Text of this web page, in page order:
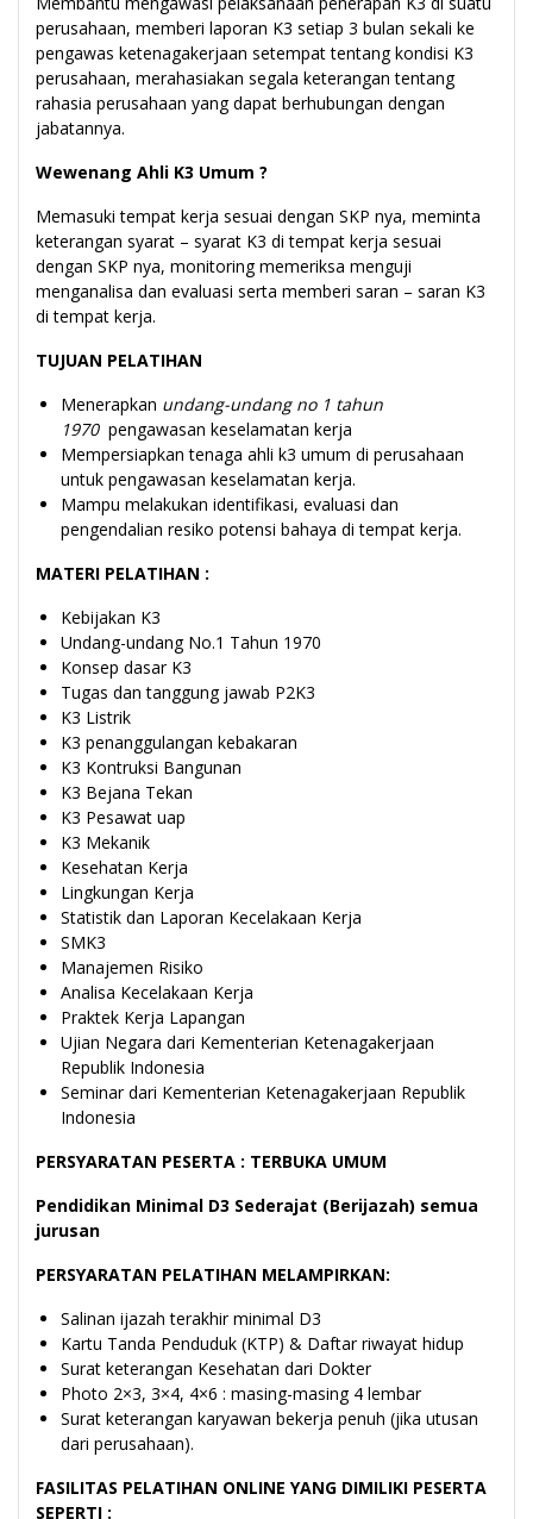
perusahaan, memberi laporan K3 setiap 3 bulan sekali ke
pengawas ketenagakerjaan setempat tentang kondisi K3
perusahaan, merahasiakan segala keterangan tentang
rahasia perusahaan yang dapat berhubungan dengan
jabatannya.
Wewenang Ahli K3 Umum ?
Memasuki tempat kerja sesuai dengan SKP nya, meminta
keterangan syarat – syarat K3 di tempat kerja sesuai
dengan SKP nya, monitoring memeriksa menguji
menganalisa dan evaluasi serta memberi saran – saran K3
di tempat kerja.
TUJUAN PELATIHAN
Menerapkan undang-undang no 1 tahun
1970 pengawasan keselamatan kerja
Mempersiapkan tenaga ahli k3 umum di perusahaan
untuk pengawasan keselamatan kerja.
Mampu melakukan identifikasi, evaluasi dan
pengendalian resiko potensi bahaya di tempat kerja.
MATERI PELATIHAN :
Kebijakan K3
Undang-undang No.1 Tahun 1970
Konsep dasar K3
Tugas dan tanggung jawab P2K3
K3 Listrik
K3 penanggulangan kebakaran
K3 Kontruksi Bangunan
K3 Bejana Tekan
K3 Pesawat uap
K3 Mekanik
Kesehatan Kerja
Lingkungan Kerja
Statistik dan Laporan Kecelakaan Kerja
SMK3
Manajemen Risiko
Analisa Kecelakaan Kerja
Praktek Kerja Lapangan
Ujian Negara dari Kementerian Ketenagakerjaan
Republik Indonesia
Seminar dari Kementerian Ketenagakerjaan Republik
Indonesia
PERSYARATAN PESERTA : TERBUKA UMUM
Pendidikan Minimal D3 Sederajat (Berijazah) semua
jurusan
PERSYARATAN PELATIHAN MELAMPIRKAN:
Salinan ijazah terakhir minimal D3
Kartu Tanda Penduduk (KTP) & Daftar riwayat hidup
Surat keterangan Kesehatan dari Dokter
Photo 2×3, 3×4, 4×6 : masing-masing 4 lembar
Surat keterangan karyawan bekerja penuh (jika utusan
dari perusahaan).
FASILITAS PELATIHAN ONLINE YANG DIMILIKI PESERTA
SEPERTI :